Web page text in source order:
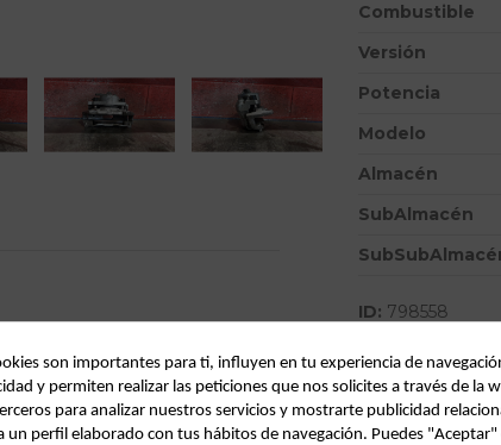
Combustible
Versión
Potencia
Modelo
Almacén
SubAlmacén
ID: 798558
Descripción
son importantes para ti, influyen en tu experiencia de
y permiten realizar las peticiones que nos solicites a través de la
para analizar nuestros servicios y mostrarte publicidad
un perfil elaborado con tus hábitos de navegación. Puedes